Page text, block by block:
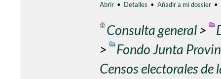
Abrir • Detalles • Añadir a mi dossier •
Consulta general>
>
Fondo Junta
Censos electorales